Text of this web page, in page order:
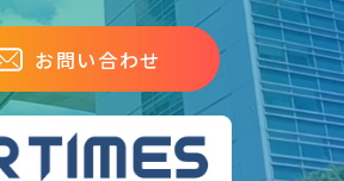
お問い合わせ